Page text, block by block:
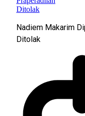
Nadiem Makarim
Ditolak